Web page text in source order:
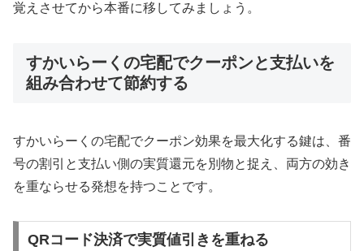
覚えさせてから本番に移してみましょう。
すかいらーくの宅配でクーポンと支払いを
組み合わせて節約する
すかいらーくの宅配でクーポン効果を最大化する鍵は、番
号の割引と支払い側の実質還元を別物と捉え、両方の効き
を重ならせる発想を持つことです。
QRコード決済で実質値引きを重ねる